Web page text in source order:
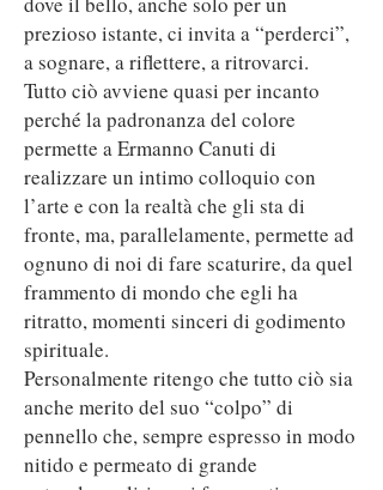
prezioso istante, ci invita a “perderci”,
a sognare, a riflettere, a ritrovarci.
Tutto ciò avviene quasi per incanto
perché la padronanza del colore
permette a Ermanno Canuti di
realizzare un intimo colloquio con
l’arte e con la realtà che gli sta di
fronte, ma, parallelamente, permette ad
ognuno di noi di fare scaturire, da quel
frammento di mondo che egli ha
ritratto, momenti sinceri di godimento
spirituale.
Personalmente ritengo che tutto ciò sia
anche merito del suo “colpo” di
pennello che, sempre espresso in modo
nitido e permeato di grande